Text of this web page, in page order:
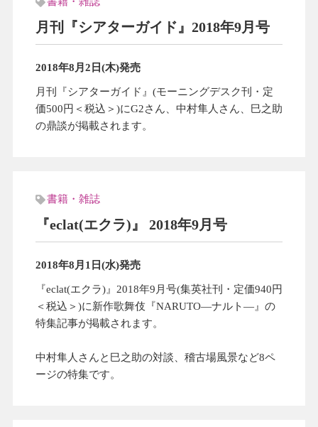
月刊『シアターガイド』2018年9月号
2018年8月2日(木)発売
月刊『シアターガイド』(モーニングデスク刊・定
価500円＜税込＞)にG2さん、中村隼人さん、巳之助
の鼎談が掲載されます。
書籍・雑誌
『eclat(エクラ)』 2018年9月号
2018年8月1日(水)発売
『eclat(エクラ)』2018年9月号(集英社刊・定価940円
＜税込＞)に新作歌舞伎『NARUTO―ナルト―』の
特集記事が掲載されます。
中村隼人さんと巳之助の対談、稽古場風景など8ペ
ージの特集です。